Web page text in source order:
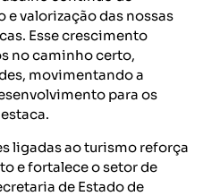
valorização das nossas
Esse crescimento
no caminho certo,
movimentando a
para os
ligadas ao turismo reforça
e fortalece o setor de
de Estado de